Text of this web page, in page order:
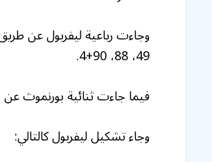
49، 88، 90+4.
فيما جاءت ثنائية بورنموث عن
وجاء تشكيل ليفربول كالتالي: